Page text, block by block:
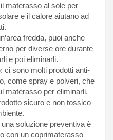
materasso al sole per
e il calore aiutano ad
fredda, puoi anche
per diverse ore durante
e poi eliminarli.
: ci sono molti prodotti anti-
come spray e polveri, che
materasso per eliminarli.
sicuro e non tossico
una soluzione preventiva è
con un coprimaterasso